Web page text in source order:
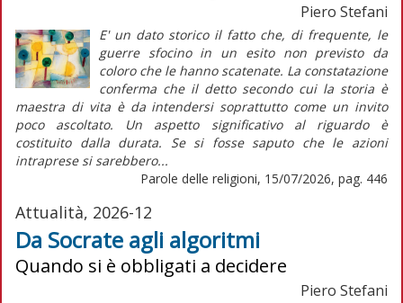
Piero Stefani
E' un dato storico il fatto che, di frequente, le
guerre sfocino in un esito non previsto da
coloro che le hanno scatenate. La constatazione
conferma che il detto secondo cui la storia è
maestra di vita è da intendersi soprattutto come un invito
poco ascoltato. Un aspetto significativo al riguardo è
costituito dalla durata. Se si fosse saputo che le azioni
intraprese si sarebbero...
Parole delle religioni, 15/07/2026, pag. 446
Attualità, 2026-12
Da Socrate agli algoritmi
Quando si è obbligati a decidere
Piero Stefani